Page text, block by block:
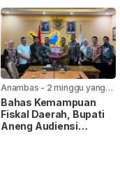
Irigasi Mulai Dikerjakan
Anambas - 2 minggu yang
lalu
Bahas Kemampuan
Fiskal Daerah, Bupati
Aneng Audiensi